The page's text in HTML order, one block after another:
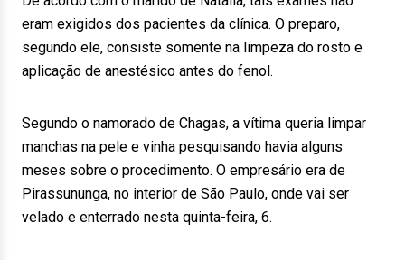
eram exigidos dos pacientes da clínica. O preparo,
segundo ele, consiste somente na limpeza do rosto e
aplicação de anestésico antes do fenol.
Segundo o namorado de Chagas, a vítima queria limpar
manchas na pele e vinha pesquisando havia alguns
meses sobre o procedimento. O empresário era de
Pirassununga, no interior de São Paulo, onde vai ser
velado e enterrado nesta quinta-feira, 6.